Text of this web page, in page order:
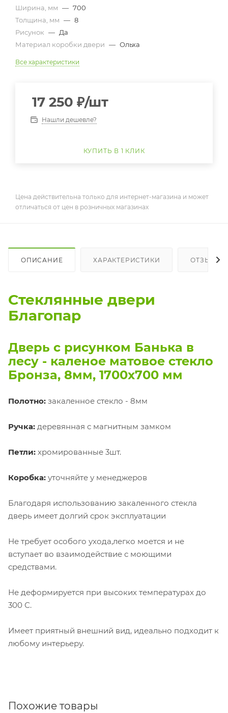
Ширина, мм — 700
Толщина, мм — 8
Рисунок — Да
Материал коробки двери — Ольха
Все характеристики
17 250 ₽/шт
Нашли дешевле?
КУПИТЬ В 1 КЛИК
Цена действительна только для интернет-магазина и может
отличаться от цен в розничных магазинах
ОПИСАНИЕ ХАРАКТЕРИСТИКИ ОТЗЫВЫ
Стеклянные двери
Благопар
Дверь с рисунком Банька в
лесу - каленое матовое стекло
Бронза, 8мм, 1700х700 мм
Полотно: закаленное стекло - 8мм
Ручка: деревянная с магнитным замком
Петли: хромированные 3шт.
Коробка: уточняйте у менеджеров
Благодаря использованию закаленного стекла
дверь имеет долгий срок эксплуатации
Не требует особого ухода,легко моется и не
вступает во взаимодействие с моющими
средствами.
Не деформируется при высоких температурах до
300 С.
Имеет приятный внешний вид, идеально подходит к
любому интерьеру.
Похожие товары